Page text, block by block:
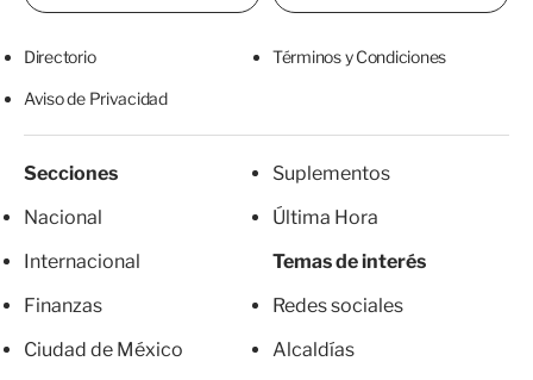
Directorio Términos y Condiciones
Aviso de Privacidad
Secciones
Nacional
Internacional
Finanzas
Ciudad de México
Suplementos
Última Hora
Temas de interés
Redes sociales
Alcaldías